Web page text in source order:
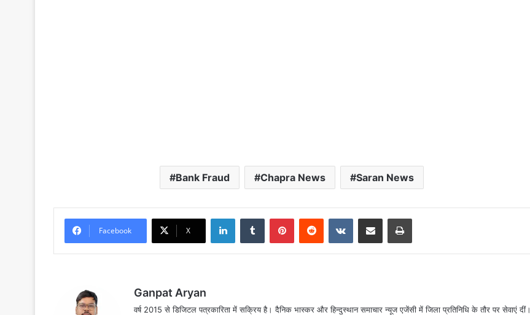
Bank Fraud Chapra News Saran News
Facebook X
LinkedInTumblr PinterestReddit VKontakteShare via Email Print
Ganpat Aryan
वर्ष 2015 से डिजिटल पत्रकारिता में सक्रिय है। दैनिक भास्कर और हिन्दुस्थान समाचार न्यूज एजेंसी में जिला प्रतिनिधि के तौर पर सेवाएं दीं।